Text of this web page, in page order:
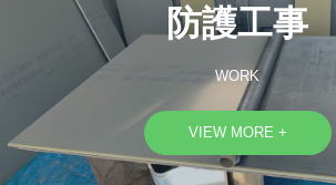
防護工事
WORK
VIEW MORE +